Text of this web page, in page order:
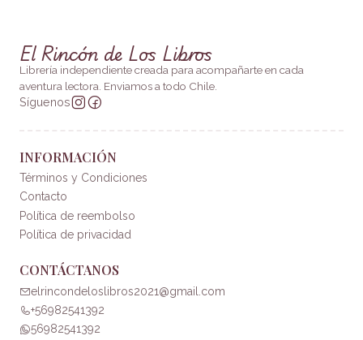
El Rincón de Los Libros
Librería independiente creada para acompañarte en cada
aventura lectora. Enviamos a todo Chile.
Síguenos
INFORMACIÓN
Términos y Condiciones
Contacto
Política de reembolso
Política de privacidad
CONTÁCTANOS
elrincondeloslibros2021@gmail.com
+56982541392
56982541392